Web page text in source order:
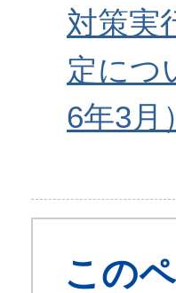
対策実
定につ
6年3月）
この